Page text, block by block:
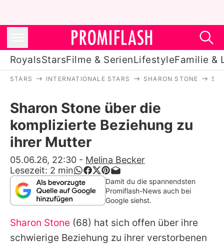
RoyalsStarsFilme & SerienLifestyleFamilie &
Stars
Filme & Serien
Lifestyle
Familie & Liebe
Promiflash Exklusiv
Alle Themen auf Promiflash
STARS INTERNATIONALE STARS SHARON STONE
Sharon Stone über die
komplizierte Beziehung zu
ihrer Mutter
05.06.26, 22:30 - Melina Becker
Lesezeit: 2 min
Damit du die spannendsten
Promiflash-News auch bei
Google siehst.
Sharon Stone (68) hat sich offen über ihre
schwierige Beziehung zu ihrer verstorbenen